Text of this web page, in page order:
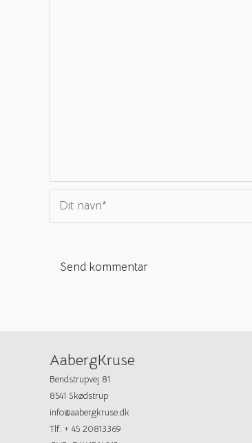
Dit
navn*
AabergKruse
Bendstrupvej 81
8541 Skødstrup
info@aabergkruse.dk
Tlf. + 45 20813369